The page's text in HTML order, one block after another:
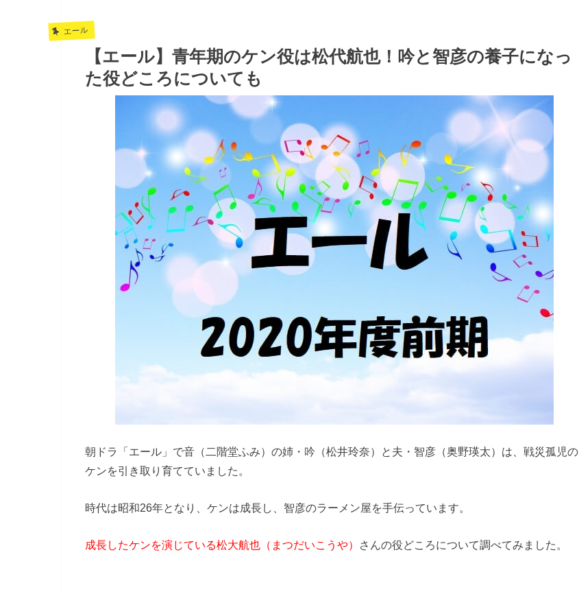
エール
【エール】青年期のケン役は松代航也！吟と智彦の養子になっ
た役どころについても
朝ドラ「エール」で音（二階堂ふみ）の姉・吟（松井玲奈）と夫・智彦（奥野瑛太）は、戦災孤児の
ケンを引き取り育てていました。
時代は昭和26年となり、ケンは成長し、智彦のラーメン屋を手伝っています。
成長したケンを演じている松大航也（まつだいこうや） さんの役どころについて調べてみました。